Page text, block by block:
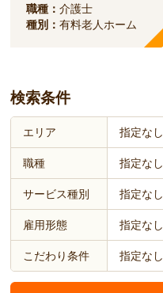
職種：介護士
種別：有料老人ホーム
検索条件
エリア 指定なし
職種 指定なし
サービス種別 指定なし
雇用形態 指定なし
こだわり条件 指定なし